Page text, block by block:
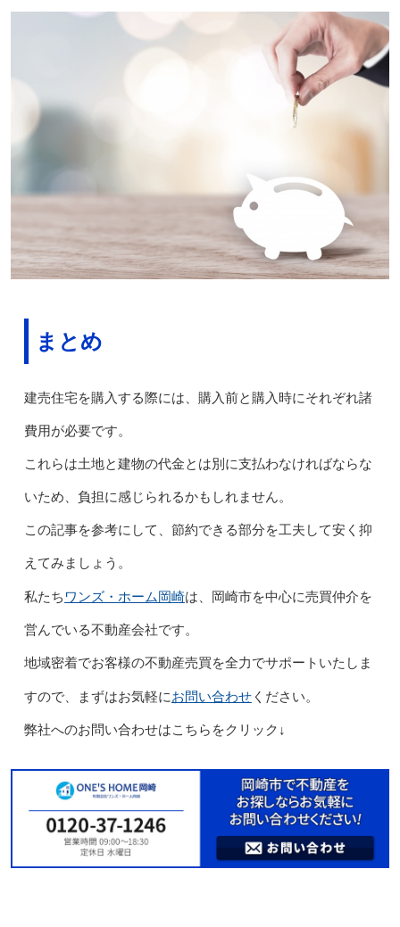
まとめ
建売住宅を購入する際には、購入前と購入時にそれぞれ諸
費用が必要です。
これらは土地と建物の代金とは別に支払わなければならな
いため、負担に感じられるかもしれません。
この記事を参考にして、節約できる部分を工夫して安く抑
えてみましょう。
私たち ワンズ・ホーム岡崎は、岡崎市を中心に売買仲介を
営んでいる不動産会社です。
地域密着でお客様の不動産売買を全力でサポートいたしま
すので、まずはお気軽にお問い合わせください。
弊社へのお問い合わせはこちらをクリック↓